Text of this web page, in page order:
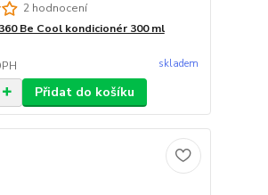
2 hodnocení
Be Cool kondicionér 300 ml
skladem
Přidat do košíku